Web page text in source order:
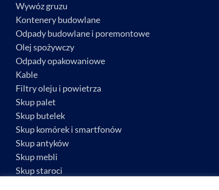
Wywóz gruzu
Kontenery budowlane
Odpady budowlane i poremontowe
Olej spożywczy
Odpady opakowaniowe
Kable
Filtry oleju i powietrza
Skup palet
Skup butelek
Skup komórek i smartfonów
Skup antyków
Skup mebli
Skup staroci